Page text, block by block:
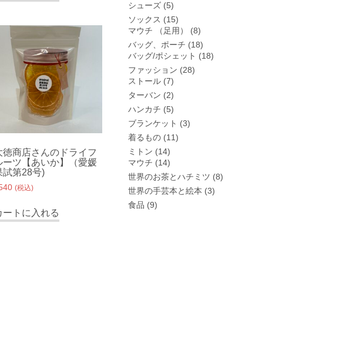
徳商店さんのドライフ
ーツ【あいか】（愛媛
試第28号)
(税込)
ートに入れる
シューズ (5)
ソックス (15)
マウチ （足用）
(8)
バッグ、ポーチ (18)
バッグ/ポシェット (18)
ファッション (28)
ストール (7)
ターバン (2)
ハンカチ (5)
ブランケット (3)
着るもの (11)
ミトン (14)
マウチ (14)
世界のお茶とハチミツ (8)
世界の手芸本と絵本 (3)
食品 (9)